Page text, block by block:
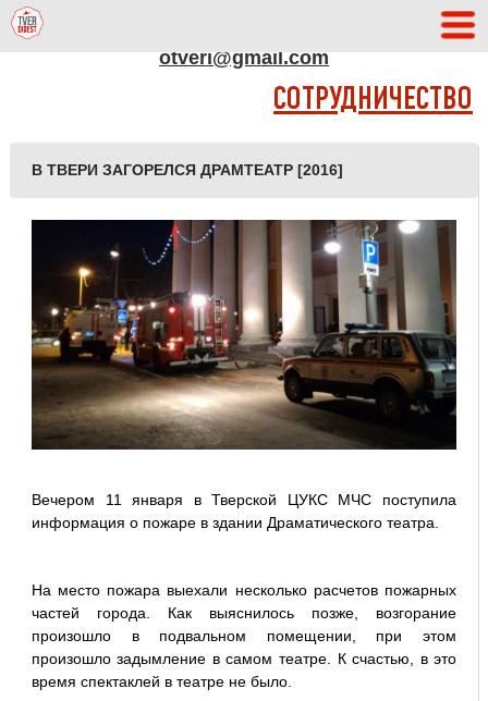
otveri@gmail.com
СОТРУДНИЧЕСТВО
В ТВЕРИ ЗАГОРЕЛСЯ ДРАМТЕАТР [2016]
Вечером 11 января в Тверской ЦУКС МЧС поступила
информация о пожаре в здании Драматического театра.
На место пожара выехали несколько расчетов пожарных
частей города. Как выяснилось позже, возгорание
произошло в подвальном помещении, при этом
произошло задымление в самом театре. К счастью, в это
время спектаклей в театре не было.